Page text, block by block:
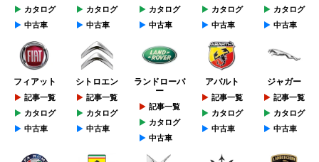
カタログ
中古車
カタログ
中古車
カタログ
中古車
カタログ
中古車
カタログ
中古車
フィアット
記事一覧
カタログ
中古車
シトロエン
記事一覧
カタログ
中古車
ランドローバ
ー
記事一覧
カタログ
中古車
アバルト
記事一覧
カタログ
中古車
ジャガー
記事一覧
カタログ
中古車